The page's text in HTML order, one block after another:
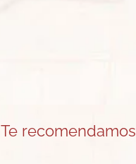
Te recomendamos